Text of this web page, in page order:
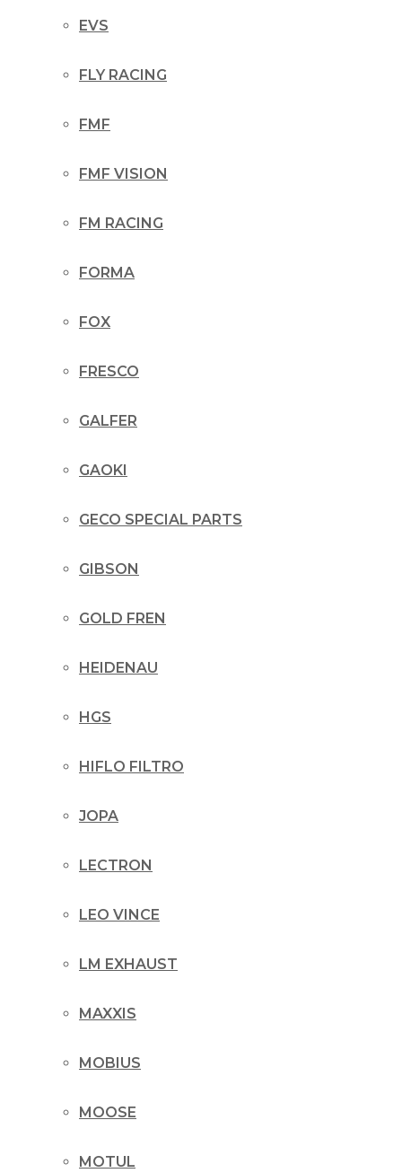
EVS
FLY RACING
FMF
FMF VISION
FM RACING
FORMA
FOX
FRESCO
GALFER
GAOKI
GECO SPECIAL PARTS
GIBSON
GOLD FREN
HEIDENAU
HGS
HIFLO FILTRO
JOPA
LECTRON
LEO VINCE
LM EXHAUST
MAXXIS
MOBIUS
MOOSE
MOTUL